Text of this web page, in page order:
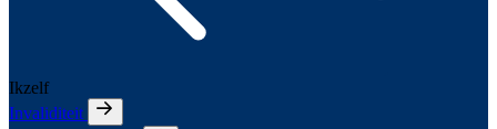
Ikzelf
Invaliditeit